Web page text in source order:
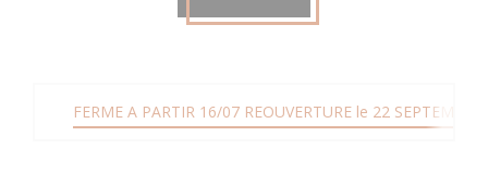
FERME A PARTIR 16/07 REOUVERTURE le 22